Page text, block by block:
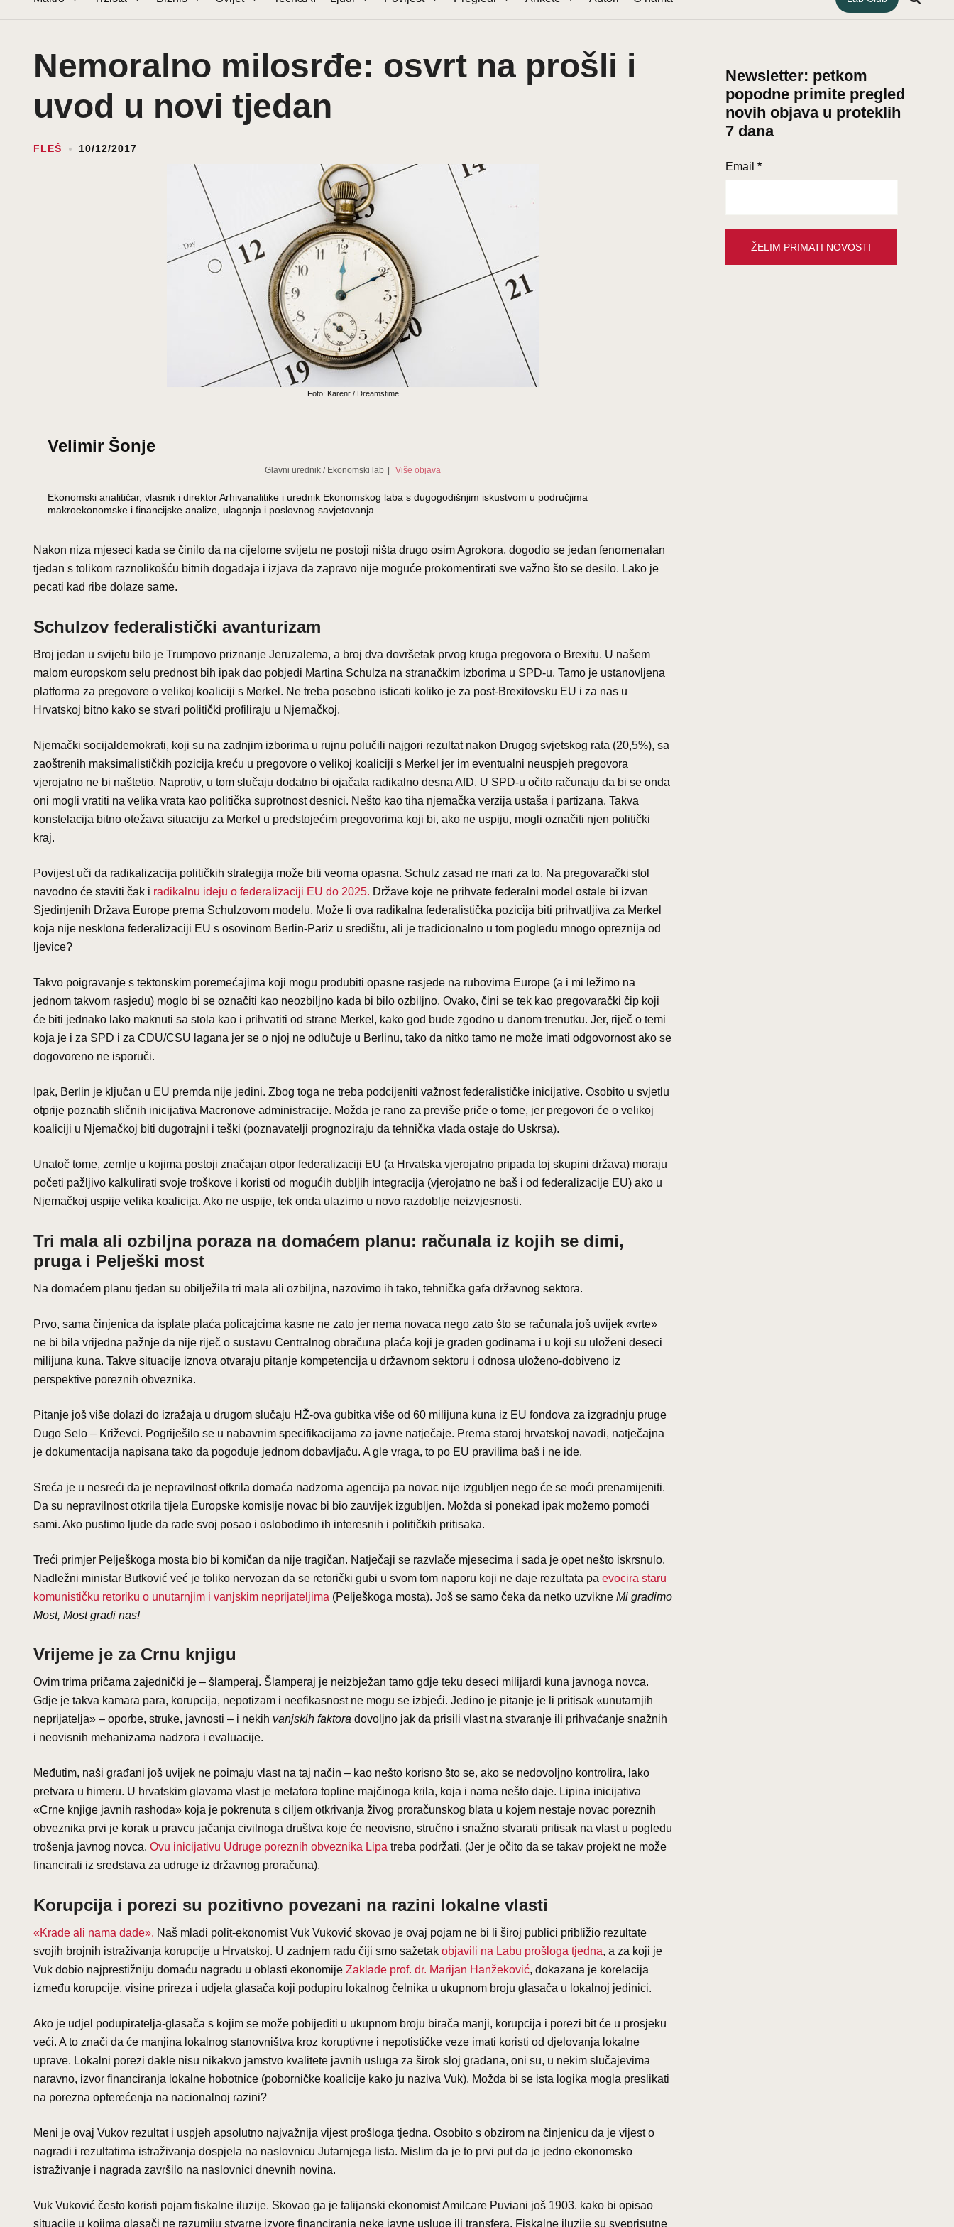
Nemoralno milosrđe: osvrt na prošli i
uvod u novi tjedan
FLEŠ 10/12/2017
Foto: Karenr / Dreamstime
Velimir Šonje
Glavni urednik / Ekonomski lab Više objava
Ekonomski analitičar, vlasnik i direktor Arhivanalitike i urednik Ekonomskog laba s dugogodišnjim iskustvom u područjima
makroekonomske i financijske analize, ulaganja i poslovnog savjetovanja.
Nakon niza mjeseci kada se činilo da na cijelome svijetu ne postoji ništa drugo osim Agrokora, dogodio se jedan fenomenalan
tjedan s tolikom raznolikošću bitnih događaja i izjava da zapravo nije moguće prokomentirati sve važno što se desilo. Lako je
pecati kad ribe dolaze same.
Schulzov federalistički avanturizam
Broj jedan u svijetu bilo je Trumpovo priznanje Jeruzalema, a broj dva dovršetak prvog kruga pregovora o Brexitu. U našem
malom europskom selu prednost bih ipak dao pobjedi Martina Schulza na stranačkim izborima u SPD-u. Tamo je ustanovljena
platforma za pregovore o velikoj koaliciji s Merkel. Ne treba posebno isticati koliko je za post-Brexitovsku EU i za nas u
Hrvatskoj bitno kako se stvari politički profiliraju u Njemačkoj.
Njemački socijaldemokrati, koji su na zadnjim izborima u rujnu polučili najgori rezultat nakon Drugog svjetskog rata (20,5%), sa
zaoštrenih maksimalističkih pozicija kreću u pregovore o velikoj koaliciji s Merkel jer im eventualni neuspjeh pregovora
vjerojatno ne bi naštetio. Naprotiv, u tom slučaju dodatno bi ojačala radikalno desna AfD. U SPD-u očito računaju da bi se onda
oni mogli vratiti na velika vrata kao politička suprotnost desnici. Nešto kao tiha njemačka verzija ustaša i partizana. Takva
konstelacija bitno otežava situaciju za Merkel u predstojećim pregovorima koji bi, ako ne uspiju, mogli označiti njen politički
kraj.
Povijest uči da radikalizacija političkih strategija može biti veoma opasna. Schulz zasad ne mari za to. Na pregovarački stol
navodno će staviti čak i radikalnu ideju o federalizaciji EU do 2025. Države koje ne prihvate federalni model ostale bi izvan
Sjedinjenih Država Europe prema Schulzovom modelu. Može li ova radikalna federalistička pozicija biti prihvatljiva za Merkel
koja nije nesklona federalizaciji EU s osovinom Berlin-Pariz u središtu, ali je tradicionalno u tom pogledu mnogo opreznija od
ljevice?
Takvo poigravanje s tektonskim poremećajima koji mogu produbiti opasne rasjede na rubovima Europe (a i mi ležimo na
jednom takvom rasjedu) moglo bi se označiti kao neozbiljno kada bi bilo ozbiljno. Ovako, čini se tek kao pregovarački čip koji
će biti jednako lako maknuti sa stola kao i prihvatiti od strane Merkel, kako god bude zgodno u danom trenutku. Jer, riječ o temi
koja je i za SPD i za CDU/CSU lagana jer se o njoj ne odlučuje u Berlinu, tako da nitko tamo ne može imati odgovornost ako se
dogovoreno ne isporuči.
Ipak, Berlin je ključan u EU premda nije jedini. Zbog toga ne treba podcijeniti važnost federalističke inicijative. Osobito u svjetlu
otprije poznatih sličnih inicijativa Macronove administracije. Možda je rano za previše priče o tome, jer pregovori će o velikoj
koaliciji u Njemačkoj biti dugotrajni i teški (poznavatelji prognoziraju da tehnička vlada ostaje do Uskrsa).
Unatoč tome, zemlje u kojima postoji značajan otpor federalizaciji EU (a Hrvatska vjerojatno pripada toj skupini država) moraju
početi pažljivo kalkulirati svoje troškove i koristi od mogućih dubljih integracija (vjerojatno ne baš i od federalizacije EU) ako u
Njemačkoj uspije velika koalicija. Ako ne uspije, tek onda ulazimo u novo razdoblje neizvjesnosti.
Tri mala ali ozbiljna poraza na domaćem planu: računala iz kojih se dimi,
pruga i Pelješki most
Na domaćem planu tjedan su obilježila tri mala ali ozbiljna, nazovimo ih tako, tehnička gafa državnog sektora.
Prvo, sama činjenica da isplate plaća policajcima kasne ne zato jer nema novaca nego zato što se računala još uvijek «vrte»
ne bi bila vrijedna pažnje da nije riječ o sustavu Centralnog obračuna plaća koji je građen godinama i u koji su uloženi deseci
milijuna kuna. Takve situacije iznova otvaraju pitanje kompetencija u državnom sektoru i odnosa uloženo-dobiveno iz
perspektive poreznih obveznika.
Pitanje još više dolazi do izražaja u drugom slučaju HŽ-ova gubitka više od 60 milijuna kuna iz EU fondova za izgradnju pruge
Dugo Selo – Križevci. Pogriješilo se u nabavnim specifikacijama za javne natječaje. Prema staroj hrvatskoj navadi, natječajna
je dokumentacija napisana tako da pogoduje jednom dobavljaču. A gle vraga, to po EU pravilima baš i ne ide.
Sreća je u nesreći da je nepravilnost otkrila domaća nadzorna agencija pa novac nije izgubljen nego će se moći prenamijeniti.
Da su nepravilnost otkrila tijela Europske komisije novac bi bio zauvijek izgubljen. Možda si ponekad ipak možemo pomoći
sami. Ako pustimo ljude da rade svoj posao i oslobodimo ih interesnih i političkih pritisaka.
Treći primjer Pelješkoga mosta bio bi komičan da nije tragičan. Natječaji se razvlače mjesecima i sada je opet nešto iskrsnulo.
Nadležni ministar Butković već je toliko nervozan da se retorički gubi u svom tom naporu koji ne daje rezultata pa evocira staru
komunističku retoriku o unutarnjim i vanjskim neprijateljima (Pelješkoga mosta). Još se samo čeka da netko uzvikne Mi gradimo
Most, Most gradi nas!
Vrijeme je za Crnu knjigu
Ovim trima pričama zajednički je – šlamperaj. Šlamperaj je neizbježan tamo gdje teku deseci milijardi kuna javnoga novca.
Gdje je takva kamara para, korupcija, nepotizam i neefikasnost ne mogu se izbjeći. Jedino je pitanje je li pritisak «unutarnjih
neprijatelja» – oporbe, struke, javnosti – i nekih vanjskih faktora dovoljno jak da prisili vlast na stvaranje ili prihvaćanje snažnih
i neovisnih mehanizama nadzora i evaluacije.
Međutim, naši građani još uvijek ne poimaju vlast na taj način – kao nešto korisno što se, ako se nedovoljno kontrolira, lako
pretvara u himeru. U hrvatskim glavama vlast je metafora topline majčinoga krila, koja i nama nešto daje. Lipina inicijativa
«Crne knjige javnih rashoda» koja je pokrenuta s ciljem otkrivanja živog proračunskog blata u kojem nestaje novac poreznih
obveznika prvi je korak u pravcu jačanja civilnoga društva koje će neovisno, stručno i snažno stvarati pritisak na vlast u pogledu
trošenja javnog novca. Ovu inicijativu Udruge poreznih obveznika Lipa treba podržati. (Jer je očito da se takav projekt ne može
financirati iz sredstava za udruge iz državnog proračuna).
Korupcija i porezi su pozitivno povezani na razini lokalne vlasti
«Krade ali nama dade». Naš mladi polit-ekonomist Vuk Vuković skovao je ovaj pojam ne bi li široj publici približio rezultate
svojih brojnih istraživanja korupcije u Hrvatskoj. U zadnjem radu čiji smo sažetak objavili na Labu prošloga tjedna, a za koji je
Vuk dobio najprestižniju domaću nagradu u oblasti ekonomije Zaklade prof. dr. Marijan Hanžeković, dokazana je korelacija
između korupcije, visine prireza i udjela glasača koji podupiru lokalnog čelnika u ukupnom broju glasača u lokalnoj jedinici.
Ako je udjel podupiratelja-glasača s kojim se može pobijediti u ukupnom broju birača manji, korupcija i porezi bit će u prosjeku
veći. A to znači da će manjina lokalnog stanovništva kroz koruptivne i nepotističke veze imati koristi od djelovanja lokalne
uprave. Lokalni porezi dakle nisu nikakvo jamstvo kvalitete javnih usluga za širok sloj građana, oni su, u nekim slučajevima
naravno, izvor financiranja lokalne hobotnice (poborničke koalicije kako ju naziva Vuk). Možda bi se ista logika mogla preslikati
na porezna opterećenja na nacionalnoj razini?
Meni je ovaj Vukov rezultat i uspjeh apsolutno najvažnija vijest prošloga tjedna. Osobito s obzirom na činjenicu da je vijest o
nagradi i rezultatima istraživanja dospjela na naslovnicu Jutarnjega lista. Mislim da je to prvi put da je jedno ekonomsko
istraživanje i nagrada završilo na naslovnici dnevnih novina.
Vuk Vuković često koristi pojam fiskalne iluzije. Skovao ga je talijanski ekonomist Amilcare Puviani još 1903. kako bi opisao
situacije u kojima glasači ne razumiju stvarne izvore financiranja neke javne usluge ili transfera. Fiskalne iluzije su sveprisutne
Newsletter: petkom
popodne primite pregled
novih objava u proteklih
7 dana
Email *